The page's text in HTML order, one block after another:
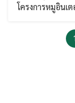
โครงการหมูอินเ